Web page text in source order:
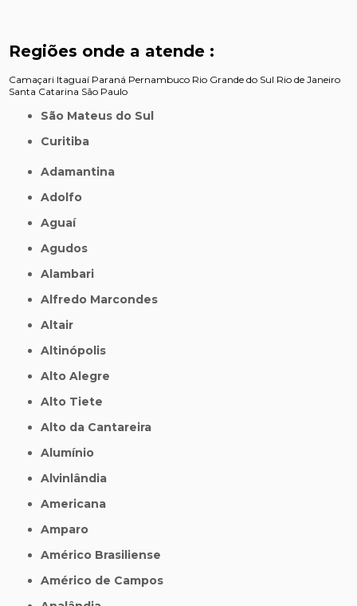
Regiões onde a atende :
Camaçari Itaguaí Paraná Pernambuco Rio Grande do Sul Rio de Janeiro
Santa Catarina São Paulo
São Mateus do Sul
Curitiba
Adamantina
Adolfo
Aguaí
Agudos
Alambari
Alfredo Marcondes
Altair
Altinópolis
Alto Alegre
Alto Tiete
Alto da Cantareira
Alumínio
Alvinlândia
Americana
Amparo
Américo Brasiliense
Américo de Campos